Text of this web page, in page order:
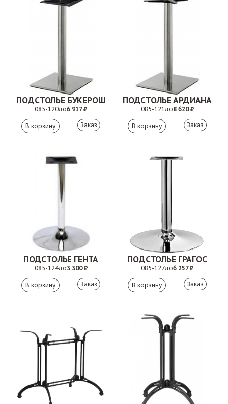
ПОДСТОЛЬЕ БУКЕРОШ
085-120до6 917 ₽
Заказ
ПОДСТОЛЬЕ АРДИАНА
085-121до8 620 ₽
Заказ
ПОДСТОЛЬЕ ГЕНТА
085-124до3 300 ₽
Заказ
ПОДСТОЛЬЕ ГРАГОС
085-127до6 257 ₽
Заказ